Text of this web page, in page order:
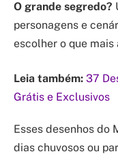
O grande segredo?
personagens e
escolher o que mais
Leia também: 37
Grátis e Exclusivos
Esses desenhos do
dias chuvosos ou